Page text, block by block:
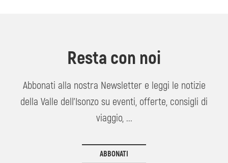
Resta con noi
Abbonati alla nostra Newsletter e leggi le notizie
della Valle dell'Isonzo su eventi, offerte, consigli di
viaggio, ...
ABBONATI